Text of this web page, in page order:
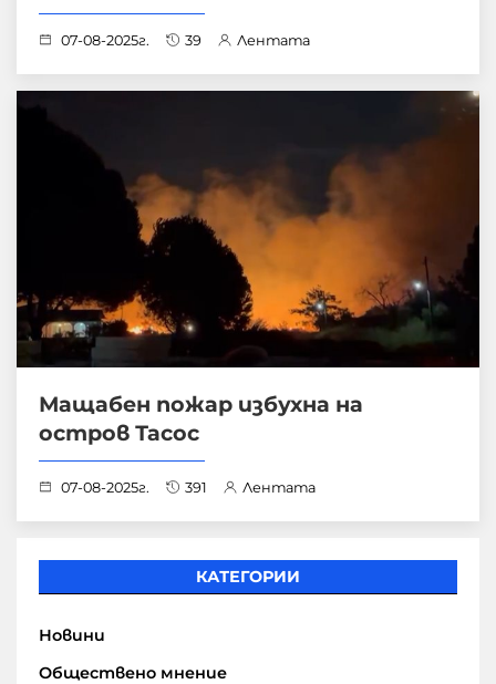
07-08-2025г. 39 Лентата
Мащабен пожар избухна на
остров Тасос
07-08-2025г. 391 Лентата
КАТЕГОРИИ
Новини
Обществено мнение